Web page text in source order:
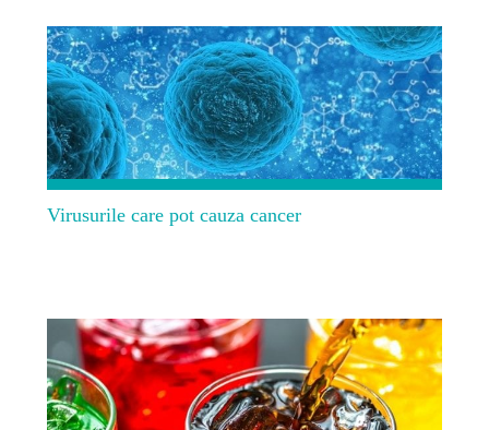
Virusurile care pot cauza cancer